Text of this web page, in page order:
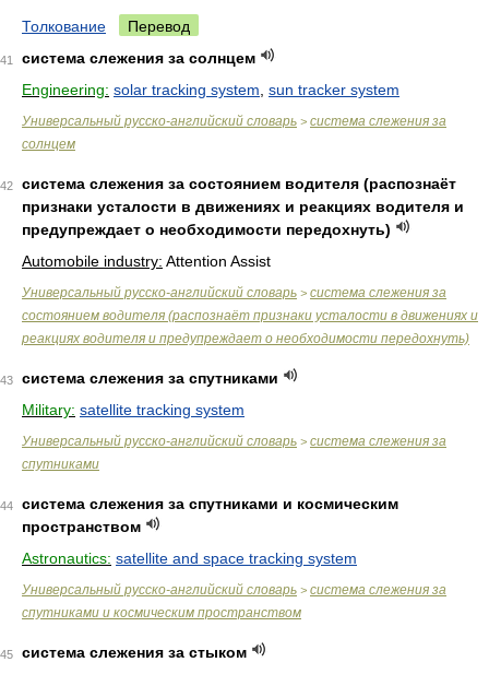
Толкование Перевод
41
система слежения за солнцем
Engineering: solar tracking system sun tracker system
Универсальный русско-английский словарь > система слежения за
солнцем
42
система слежения за состоянием водителя (распознаёт
признаки усталости в движениях и реакциях водителя и
предупреждает о необходимости передохнуть)
Automobile industry: Attention Assist
Универсальный русско-английский словарь > система слежения за
состоянием водителя (распознаёт признаки усталости в движениях и
реакциях водителя и предупреждает о необходимости передохнуть)
43
система слежения за спутниками
Military: satellite tracking system
Универсальный русско-английский словарь > система слежения за
спутниками
44
система слежения за спутниками и космическим
пространством
Astronautics: satellite and space tracking system
Универсальный русско-английский словарь > система слежения за
спутниками и космическим пространством
45
система слежения за стыком